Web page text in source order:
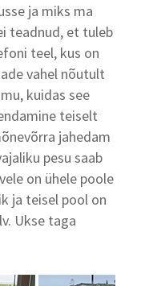
ja miks ma
teadnud, et tuleb
teel, kus on
vahel nõutult
kuidas see
teiselt
jahedam
pesu saab
on ühele poole
ja teisel pool on
Ukse taga